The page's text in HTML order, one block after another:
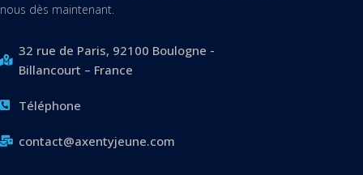
nous dès maintenant.
32 rue de Paris, 92100 Boulogne -
Billancourt – France
Téléphone
contact@axentyjeune.com